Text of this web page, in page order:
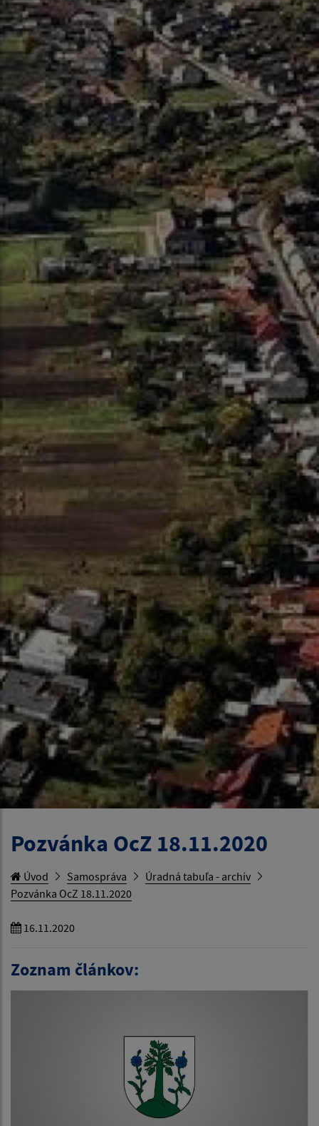
Pozvánka OcZ 18.11.2020
Úvod Samospráva
Úradná tabuľa - archív
Pozvánka OcZ 18.11.2020
16.11.2020
Zoznam článkov: